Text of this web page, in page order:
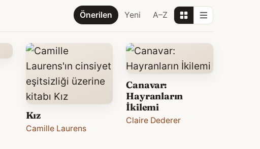
Önerilen Yeni A–Z
Kız
Camille Laurens
Canavar:
Hayranların
İkilemi
Claire Dederer